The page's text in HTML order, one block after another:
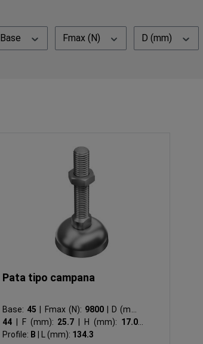
Base Fmax (N) D (mm)
Pata tipo campana
Base: 45 Fmax (N): 9800
D (mm):
44
F (mm): 25.7 H (mm): 17.0
Profile: B L (mm): 134.3